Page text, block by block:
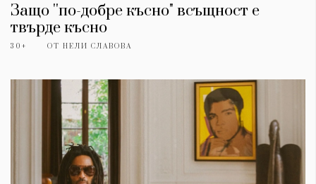
Защо ''по-добре късно" всъщност е
твърде късно
30+ ОТ НЕЛИ СЛАВОВА